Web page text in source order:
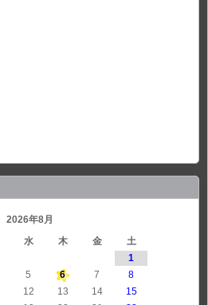
2026年8月
水 木 金
土
1
5 6 7
8
12 13 14
15